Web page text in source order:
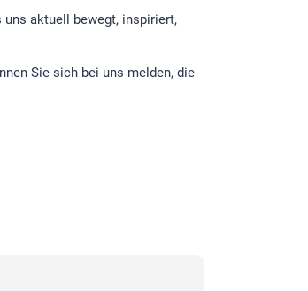
uns aktuell bewegt, inspiriert,
Sie sich bei uns melden, die